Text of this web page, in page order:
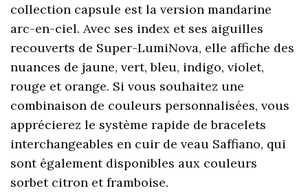
collection capsule est la version mandarine
arc-en-ciel. Avec ses index et ses aiguilles
recouverts de Super-LumiNova, elle affiche des
nuances de jaune, vert, bleu, indigo, violet,
rouge et orange. Si vous souhaitez une
combinaison de couleurs personnalisées, vous
apprécierez le système rapide de bracelets
interchangeables en cuir de veau Saffiano, qui
sont également disponibles aux couleurs
sorbet citron et framboise.